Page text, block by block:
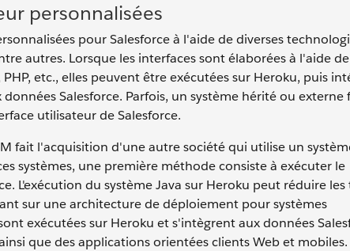
personnalisées
pour Salesforce à l'aide de diverses
autres. Lorsque les interfaces sont élaborées à l'aide de
etc., elles peuvent être exécutées sur Heroku, puis
Salesforce. Parfois, un système hérité ou
utilisateur de Salesforce.
fait l'acquisition d'une autre société qui utilise un
systèmes, une première méthode consiste à exécuter le
L'exécution du système Java sur Heroku peut réduire les
sur une architecture de déploiement pour systèmes
exécutées sur Heroku et s'intègrent aux données
que des applications orientées clients Web et mobiles.